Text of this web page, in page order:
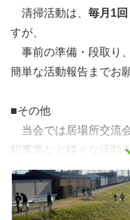
清掃活動は、 毎月1回
すが、
事前の準備・段取り
簡単な活動報告までお
■その他
当会では居場所交流
犯事業など様々な活動
横断的な参加も可能で
る会員さんなどとの交
また、まだ1年程度の